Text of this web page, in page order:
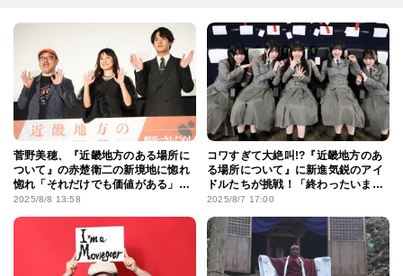
菅野美穂、『近畿地方のある場所に
ついて』の赤楚衛二の新境地に惚れ
惚れ「それだけでも価値がある」赤
楚は「呪われていたと思う」と笑顔
2025/8/8 13:58
コワすぎて大絶叫!?『近畿地方のあ
る場所について』に新進気鋭のアイ
ドルたちが挑戦！「終わったいまも
後ろになにかいそう…」
2025/8/7 17:00